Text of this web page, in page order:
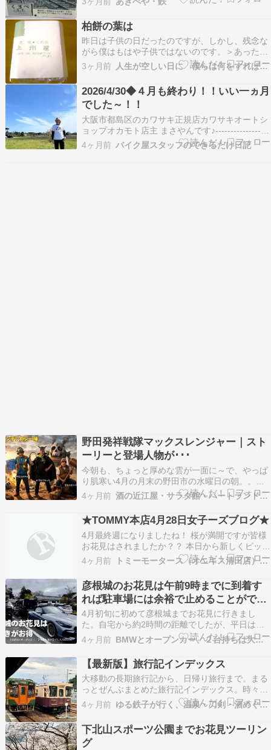
した一輪は咲いてたけれど 辻徳法寺 ここにも三
本柿 親鸞聖人が食べた柿の種らしい 巨大なケヤ
キ ～は後にして 先に三島神社 のお花見 参…
柏餅の葉は
昨日は子供の日だったのですが、しかし、残念な
がら僕はもはや子供ではないのです。＞あったり
まえじゃんよ！しかーし、必ず子供の日には柏餅
を食べるのでありまーす。こういう事には僕はこ
だわるのです。鏡開きにはお汁粉、お雛祭りには
桜餅、お彼岸にはおはぎ、お花見には花見だん
ご、そして五月、…
3ヶ月前 人生が空しい日に 僕らは何をすればいいの
2026/4/30◆４月も終わり！！いい一ヵ月
でした～！！
大阪市都島区のカワサキ正規店カワサキオートシ
ョップオカモト店主 まさやんです♪------------------
--------------------------当店HPはコチラから！当店
販売車両の一覧はコチラから！４月も今日で終わ
4ヶ月前 バイク屋スタッフのできるだけ日記
野田発祥戦隊マックスレンジャー｜スト
ーリーと登場人物が･･･
今朝も、ちょっと厚めな雲が一面に～で、やっぱ
り肌寒い4月の月末の野田市の水曜日の朝。。。
ちょっとシャツ一枚だと寒すぎるし！！で、店頭
の自動販売機もHOTが売れちゃってる～売り切れ
数種類???????????? ゴールデンウィークも入っ
て、新しい定食屋さんもOPENで～な自営業者
は…
4ヶ月前 酒の近江屋・サラダ館・ハートランド通販のとほほ日記！
★TOMMY本店4月28日女子ーズブログ★
4月最終週になりましたね！ 桜が満開ですが皆様
お花見はされましたか？？ 本日から新しくピット
に来てくれた川村さんのご紹介です 皆様川村さん
を宜しくお願いします では朝のるーてぃーーーん
お掃除 ヨッピイこと吉田さんはいつも色んなとこ
ろをお掃除してくれてます今日は2階の台所を
2…
4ヶ月前 トミーモータース（オニキス清田店）ブログ
彦根城のお花見は午前9時までに到着す
れば駐車場には余裕で止めることができ
ます
4月初旬に初めて彦根城までお花見に行きまし
た。自宅から約2時間の距離でしたが、平日は天
気が悪く急遽日曜日に行くことに。名神高速の渋
滞を回避して、かつ彦根城周辺の駐車場に車を止
めるには何時までに到着すればよいのか？を実際
に体験してみました。 記事3行まとめ ✅彦根城の
お花見は午前9…
4ヶ月前 BMWとオープンカー、２台持ちは大変でした/GOCCHI
【最新版】旅行記インデックス
大移動の長期旅行記から、日帰り旅行まで。まる
っとぜんぶまとめた旅行記インデックス。時々更
新されるよ。 ■旅行記2023・夏の北海道 乗り鉄
の旅2023 ←NEW！・「秋の乗り放題パス」で行
く、鉄印集めの鉄道旅行-東海編・寝台特急「サ
ンライズ瀬戸」で行く、四国バースデーきっぷの
旅…
4ヶ月前 ゆる鉄子が行く、温泉・刀剣・酒めぐりブログ
下北山スポーツ公園までお花見ツーリン
グ